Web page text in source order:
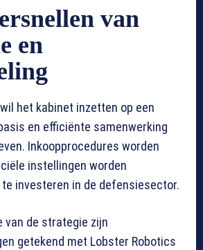
van
en
het kabinet inzetten op een
en efficiënte samenwerking
Inkoopprocedures worden
instellingen worden
investeren in de defensiesector.
van de strategie zijn
getekend met Lobster Robotics